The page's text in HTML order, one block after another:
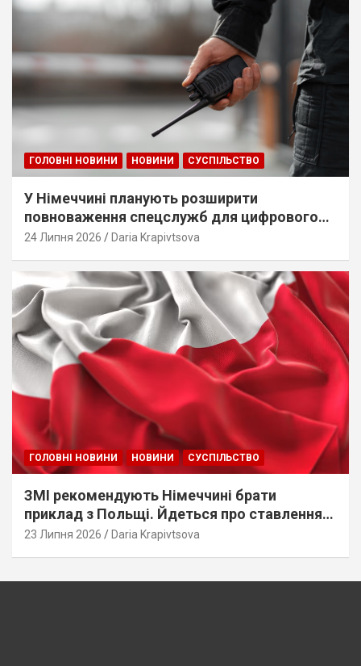
ГОЛОВНІ НОВИНИ НОВИНИ СУСПІЛЬСТВО
У Німеччині планують розширити
повноваження спецслужб для цифрового
стеження
24 Липня 2026 Daria Krapivtsova
ГОЛОВНІ НОВИНИ НОВИНИ СУСПІЛЬСТВО
ЗМІ рекомендують Німеччині брати
приклад з Польщі. Йдеться про ставлення
до українців
23 Липня 2026 Daria Krapivtsova